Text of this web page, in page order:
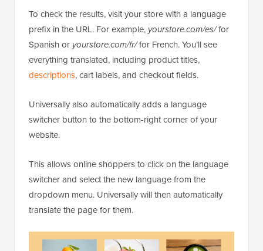
To check the results, visit your store with a language
prefix in the URL. For example, yourstore.com/es/for
Spanish or yourstore.com/fr/for French. You’ll see
everything translated, including product titles,
descriptions, cart labels, and checkout fields.
Universally also automatically adds a language
switcher button to the bottom-right corner of your
website.
This allows online shoppers to click on the language
switcher and select the new language from the
dropdown menu. Universally will then automatically
translate the page for them.